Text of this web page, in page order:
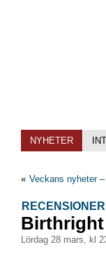
NYHETER
« Veckans nyheter
RECENSIONER
Birthright
lördag 28 mars, kl